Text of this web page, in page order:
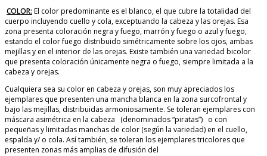
COLOR: El color predominante es el blanco, el que cubre la totalidad del
cuerpo incluyendo cuello y cola, exceptuando la cabeza y las orejas. Esa
zona presenta coloración negra y fuego, marrón y fuego o azul y fuego,
estando el color fuego distribuido simétricamente sobre los ojos, ambas
mejillas y en el interior de las orejas. Existe también una variedad bicolor
que presenta coloración únicamente negra o fuego, siempre limitada a la
cabeza y orejas.
Cualquiera sea su color en cabeza y orejas, son muy apreciados los
ejemplares que presenten una mancha blanca en la zona surcofrontal y
bajo las mejillas, distribuidas armoniosamente. Se toleran ejemplares con
máscara asimétrica en la cabeza (denominados “piratas”) o con
pequeñas y limitadas manchas de color (según la variedad) en el cuello,
espalda y/ o cola. Así también, se toleran los ejemplares tricolores que
presenten zonas más amplias de difusión del